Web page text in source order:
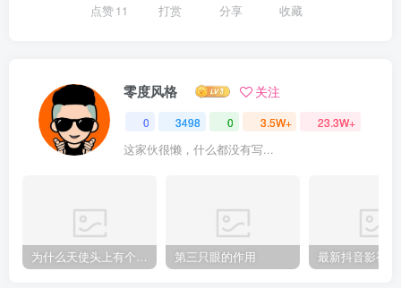
点赞11 打赏 分享 收藏
零度风格 关注
0 3498 0 3.5W+ 23.3W+
这家伙很懒，什么都没有写...
为什么天使头上有个圈？ 第三只眼的作用